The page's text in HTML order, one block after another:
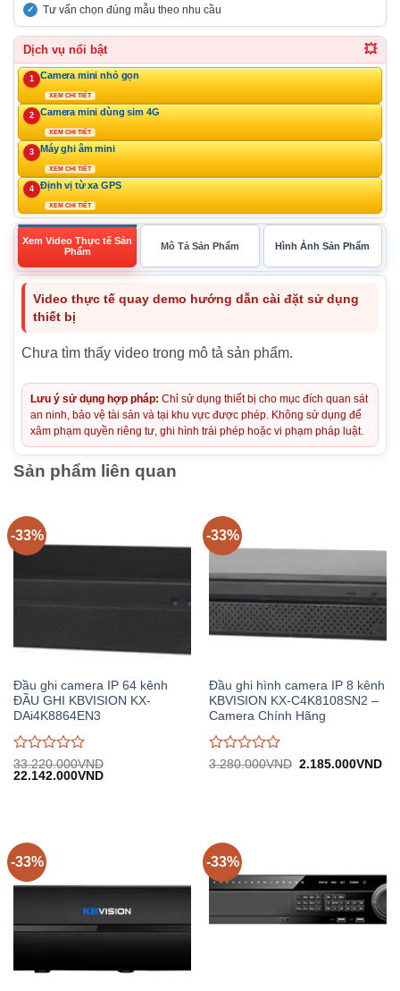
Tư vấn chọn đúng mẫu theo nhu cầu
Dịch vụ nổi bật 💥
1 Camera mini nhỏ gọn
XEM CHI TIẾT
2 Camera mini dùng sim 4G
XEM CHI TIẾT
3 Máy ghi âm mini
XEM CHI TIẾT
4 Định vị từ xa GPS
XEM CHI TIẾT
Xem Video Thực tế Sản
Phẩm
Mô Tả Sản Phẩm Hình Ảnh Sản Phẩm
Video thực tế quay demo hướng dẫn cài đặt sử dụng
thiết bị
Chưa tìm thấy video trong mô tả sản phẩm.
Lưu ý sử dụng hợp pháp: Chỉ sử dụng thiết bị cho mục đích quan sát
an ninh, bảo vệ tài sản và tại khu vực được phép. Không sử dụng để
xâm phạm quyền riêng tư, ghi hình trái phép hoặc vi phạm pháp luật.
Sản phẩm liên quan
-33%
Đầu ghi camera IP 64 kênh
ĐẦU GHI KBVISION KX-
DAi4K8864EN3
Được
đánh
33.220.000VND
Giá
22.142.000VNDGiá
-33%
Đầu ghi hình camera IP 8 kênh
KBVISION KX-C4K8108SN2 –
Camera Chính Hãng
Được
3.280.000VND Giá
2.185.000VNDGiá
-33% -33%